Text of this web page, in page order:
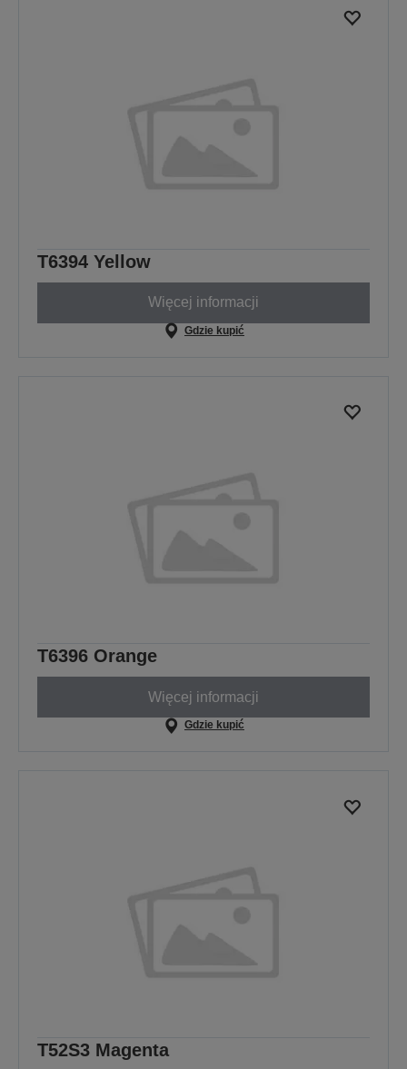
T6394 Yellow
Więcej informacji
Gdzie kupić
T6396 Orange
Więcej informacji
Gdzie kupić
T52S3 Magenta